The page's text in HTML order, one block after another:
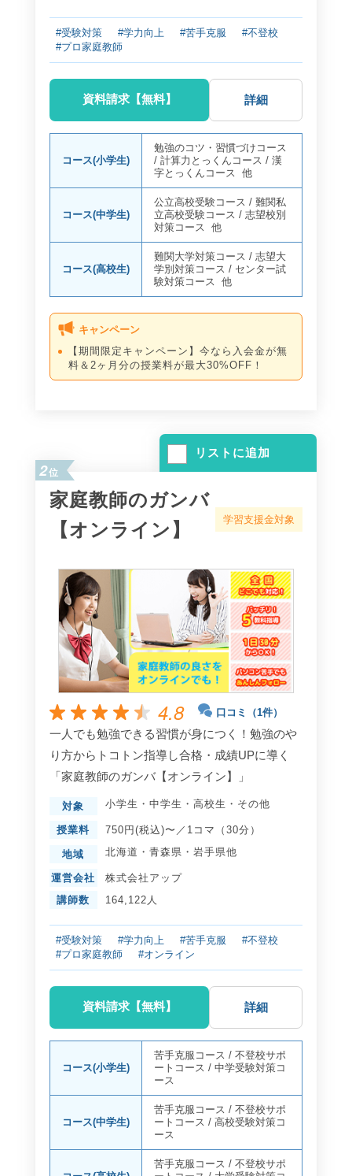
#受験対策 #学力向上 #苦手克服
#不登校
#プロ家庭教師
資料請求【無料】 詳細
コース(小学生)
勉強のコツ・習慣づけコース
/計算力とっくんコース /漢
字とっくんコース 他
コース(中学生)
公立高校受験コース /難関私
立高校受験コース /志望校別
対策コース 他
コース(高校生)
難関大学対策コース /志望大
学別対策コース /センター試
験対策コース 他
キャンペーン
【期間限定キャンペーン】今なら入会金が無
料＆2ヶ月分の授業料が最大30%OFF！
リストに追加
2位
家庭教師のガンバ
【オンライン】
学習支援金対象
4.8 口コミ（1件）
一人でも勉強できる習慣が身につく！勉強のや
り方からトコトン指導し合格・成績UPに導く
「家庭教師のガンバ【オンライン】」
対象 小学生 ・ 中学生 ・ 高校生 ・ その他
授業料 750円(税込)〜／1コマ（30分）
地域 北海道 ・ 青森県 ・ 岩手県他
運営会社
株式会社アップ
講師数
164,122人
#受験対策 #学力向上 #苦手克服
#不登校
#プロ家庭教師
#オンライン
資料請求【無料】 詳細
コース(小学生)
苦手克服コース /不登校サポ
ートコース /中学受験対策コ
ース
コース(中学生)
苦手克服コース /不登校サポ
ートコース /高校受験対策コ
ース
苦手克服コース /不登校サポ